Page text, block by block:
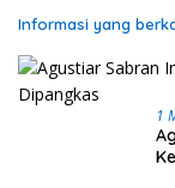
Informasi yang
1